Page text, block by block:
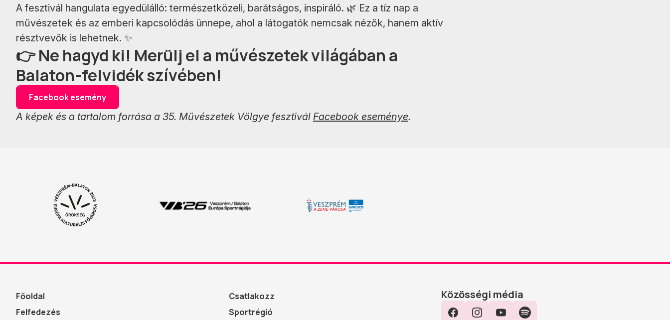
A fesztivál hangulata egyedülálló: természetközeli, barátságos, inspiráló. 🌿 Ez a tíz nap a
művészetek és az emberi kapcsolódás ünnepe, ahol a látogatók nemcsak nézők, hanem aktív
résztvevők is lehetnek. ✨
👉 Ne hagyd ki! Merülj el a művészetek világában a
Balaton-felvidék szívében!
Facebook esemény
A képek és a tartalom forrása a 35. Művészetek Völgye fesztivál Facebook eseménye.
Főoldal
Felfedezés
Csatlakozz
Sportrégió
Közösségi média